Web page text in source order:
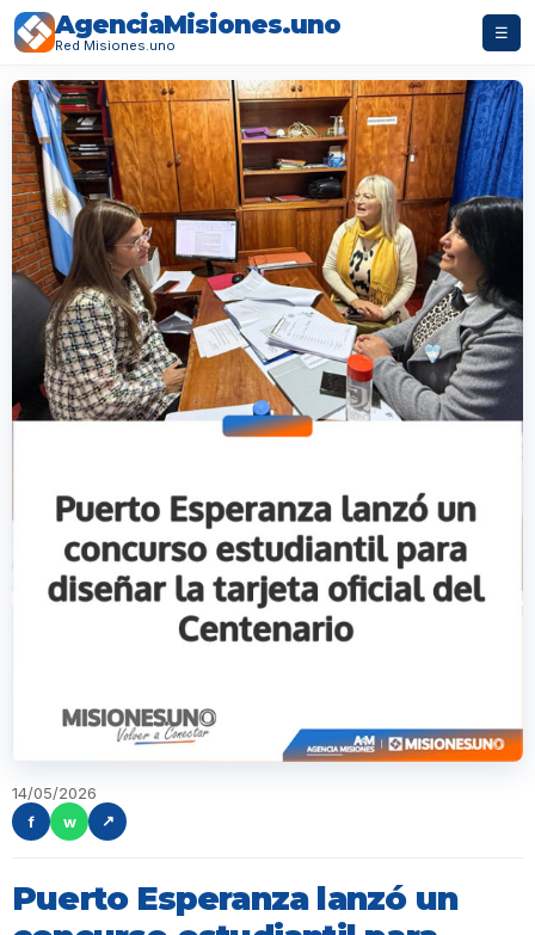
AgenciaMisiones.uno
Red Misiones.uno
☰
14/05/2026
f
w ↗
Puerto Esperanza lanzó un